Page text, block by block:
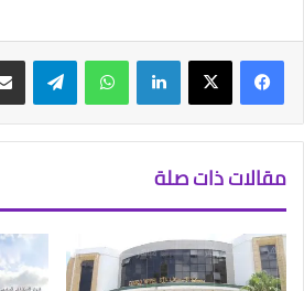
فيسبوك‫X لينكدإن واتساب
مقالات ذات صلة